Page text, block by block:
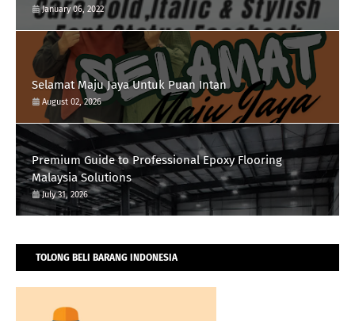
January 06, 2022
Selamat Maju Jaya Untuk Puan Intan
August 02, 2026
Premium Guide to Professional Epoxy Flooring
Malaysia Solutions
July 31, 2026
TOLONG BELI BARANG INDONESIA